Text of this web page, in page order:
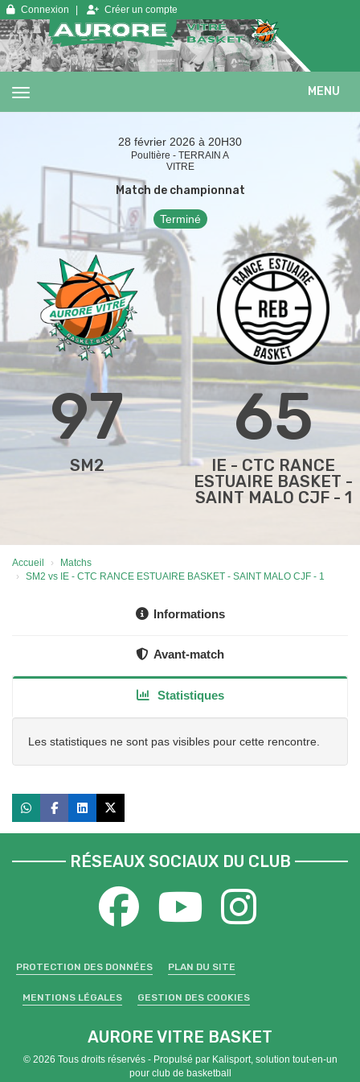
Connexion Créer un compte
MENU
28 février 2026 à 20H30
Poultière - TERRAIN A
VITRE
Match de championnat
Terminé
97 65
SM2
IE - CTC RANCE
ESTUAIRE BASKET -
SAINT MALO CJF - 1
Accueil
Matchs
SM2 vs IE - CTC RANCE ESTUAIRE BASKET - SAINT MALO CJF - 1
Informations
Avant-match
Statistiques
Les statistiques ne sont pas visibles pour cette rencontre.
RÉSEAUX SOCIAUX DU CLUB
PROTECTION DES DONNÉES PLAN DU SITE
MENTIONS LÉGALES GESTION DES COOKIES
AURORE VITRE BASKET
© 2026 Tous droits réservés - Propulsé par Kalisport, solution tout-en-un
pour club de basketball
Panneau de gestion des cookies